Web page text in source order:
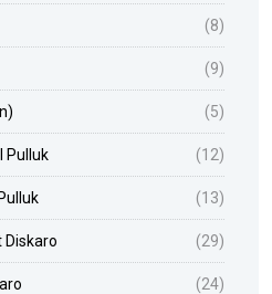
(8)
(9)
(5)
Pulluk (12)
(13)
Diskaro (29)
(24)